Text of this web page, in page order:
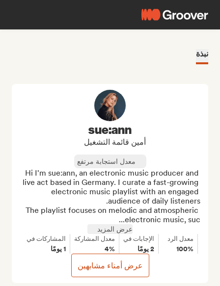
نبذة
sue:ann
أمين قائمة التشغيل
معدل استجابة مرتفع
Hi I'm sue:ann, an electronic music producer and
live act based in Germany. I curate a fast-growing
electronic music playlist with an engaged
The playlist focuses on melodic and atmospheric
electronic music, suc...
عرض المزيد
معدل الرد
100%
الإجابات في
2 يومًا
معدل المشاركة
4%
المشاركات في
1 يومًا
عرض أمناء مشابهين